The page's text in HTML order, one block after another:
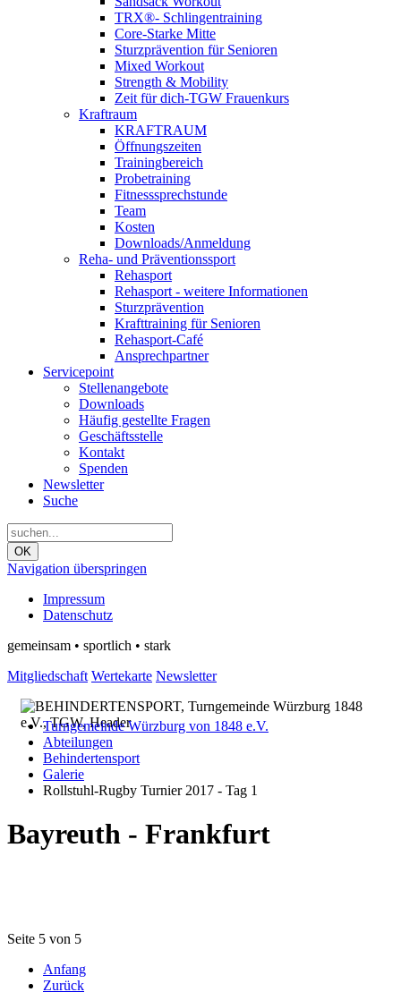
TRX®- Schlingentraining
Core-Starke Mitte
Sturzprävention für Senioren
Mixed Workout
Strength & Mobility
Zeit für dich-TGW Frauenkurs
Kraftraum
KRAFTRAUM
Öffnungszeiten
Trainingbereich
Probetraining
Fitnesssprechstunde
Team
Kosten
Downloads/Anmeldung
Reha- und Präventionssport
Rehasport
Rehasport - weitere Informationen
Sturzprävention
Krafttraining für Senioren
Rehasport-Café
Ansprechpartner
Servicepoint
Stellenangebote
Downloads
Häufig gestellte Fragen
Geschäftsstelle
Kontakt
Spenden
Newsletter
Suche
OK
Navigation überspringen
Impressum
Datenschutz
gemeinsam • sportlich • stark
Mitgliedschaft Wertekarte Newsletter
Turngemeinde Würzburg von 1848 e.V.
Abteilungen
Behindertensport
Galerie
Rollstuhl-Rugby Turnier 2017 - Tag 1
Bayreuth - Frankfurt
Seite 5 von 5
Anfang
Zurück